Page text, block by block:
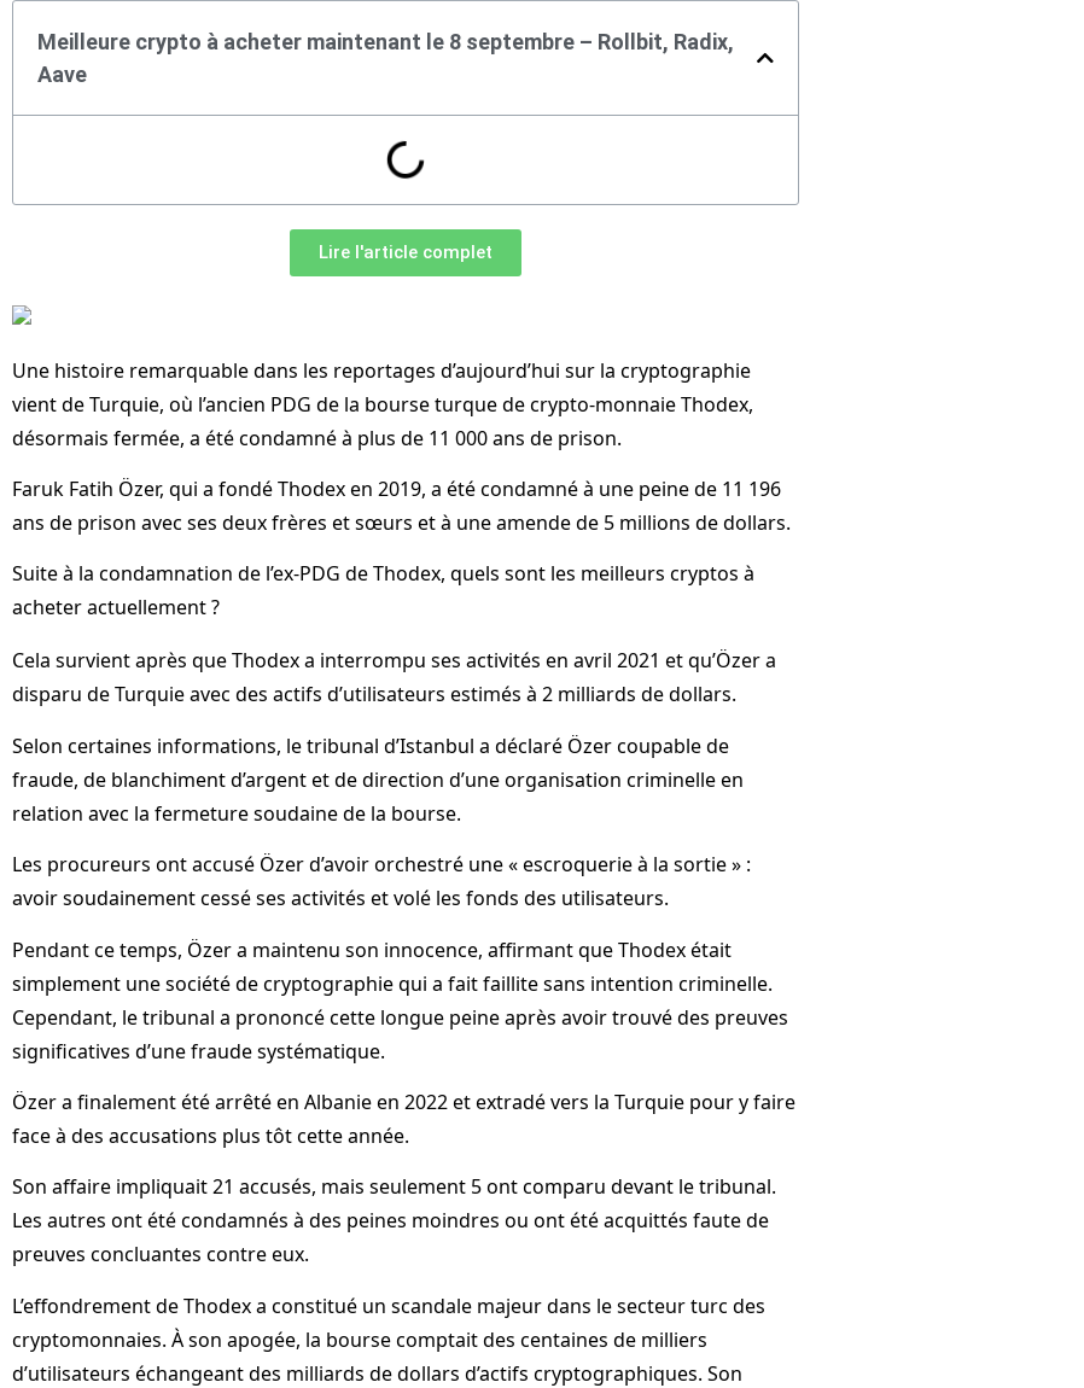
Meilleure crypto à acheter maintenant le 8 septembre – Rollbit, Radix,
Aave
Lire l'article complet
Une histoire remarquable dans les reportages d’aujourd’hui sur la cryptographie
vient de Turquie, où l’ancien PDG de la bourse turque de crypto-monnaie Thodex,
désormais fermée, a été condamné à plus de 11 000 ans de prison.
Faruk Fatih Özer, qui a fondé Thodex en 2019, a été condamné à une peine de 11 196
ans de prison avec ses deux frères et sœurs et à une amende de 5 millions de dollars.
Suite à la condamnation de l’ex-PDG de Thodex, quels sont les meilleurs cryptos à
acheter actuellement ?
Cela survient après que Thodex a interrompu ses activités en avril 2021 et qu’Özer a
disparu de Turquie avec des actifs d’utilisateurs estimés à 2 milliards de dollars.
Selon certaines informations, le tribunal d’Istanbul a déclaré Özer coupable de
fraude, de blanchiment d’argent et de direction d’une organisation criminelle en
relation avec la fermeture soudaine de la bourse.
Les procureurs ont accusé Özer d’avoir orchestré une « escroquerie à la sortie » :
avoir soudainement cessé ses activités et volé les fonds des utilisateurs.
Pendant ce temps, Özer a maintenu son innocence, affirmant que Thodex était
simplement une société de cryptographie qui a fait faillite sans intention criminelle.
Cependant, le tribunal a prononcé cette longue peine après avoir trouvé des preuves
significatives d’une fraude systématique.
Özer a finalement été arrêté en Albanie en 2022 et extradé vers la Turquie pour y faire
face à des accusations plus tôt cette année.
Son affaire impliquait 21 accusés, mais seulement 5 ont comparu devant le tribunal.
Les autres ont été condamnés à des peines moindres ou ont été acquittés faute de
preuves concluantes contre eux.
L’effondrement de Thodex a constitué un scandale majeur dans le secteur turc des
cryptomonnaies. À son apogée, la bourse comptait des centaines de milliers
d’utilisateurs échangeant des milliards de dollars d’actifs cryptographiques. Son